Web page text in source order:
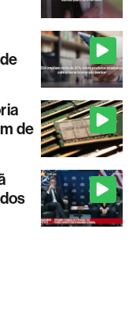
de